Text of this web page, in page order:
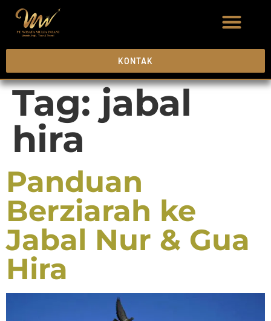
KONTAK
Tag:jabal
hira
Panduan
Berziarah ke
Jabal Nur & Gua
Hira